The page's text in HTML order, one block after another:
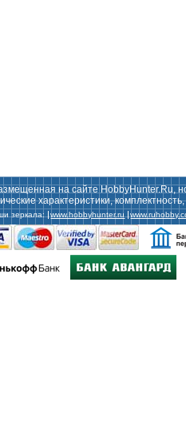
на сайте HobbyHunter.Ru,
характеристики,
зеркала: www.hobbyhunter.ru